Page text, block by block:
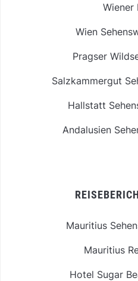
Wiener
Wien
Pragser
Salzkammergut
Hallstatt
Andalusien
Mauritius
Mauritius
Hotel Sugar